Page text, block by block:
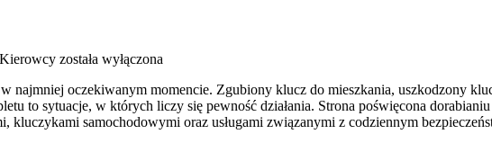
została wyłączona
najmniej oczekiwanym momencie. Zgubiony klucz do mieszkania, uszkodzony
to sytuacje, w których liczy się pewność działania. Strona poświęcona
kluczykami samochodowymi oraz usługami związanymi z codziennym